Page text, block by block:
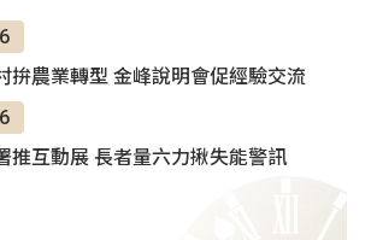
拚農業轉型 金峰說明會促經驗交流
推互動展 長者量六力揪失能警訊